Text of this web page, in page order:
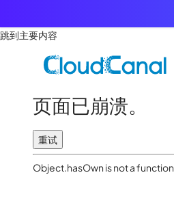
跳到主要内容
页面已崩溃。
重试
Object.hasOwn is not a function